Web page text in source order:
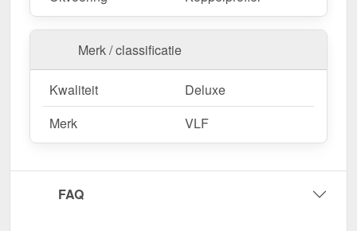
constructies.
Agrarische gebouwen– Weerbestendige
oplossing voor stallen & machinehallen.
Bestel nu Mendig | Koppelprofiel | 12 - 15 mm –
Snel geleverd en perfect op elkaar afgestemd!
Zorg voor een stabiele en visueel aantrekkelijke
Wegens maatwerk / customisatie van herroepingsrecht uitgezonderd
Merk / classificatie
Kwaliteit
Deluxe
Merk
VLF
FAQ